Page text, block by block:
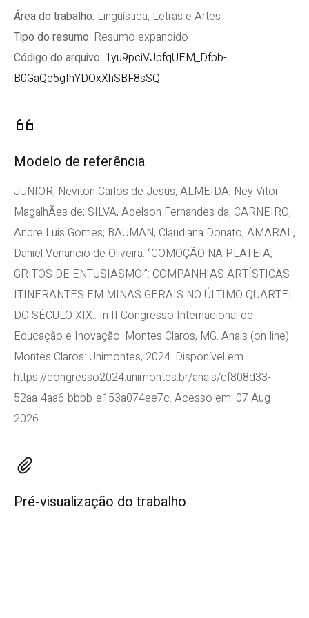
Área do trabalho: Linguística, Letras e Artes
Tipo do resumo: Resumo expandido
Código do arquivo: 1yu9pciVJpfqUEM_Dfpb-
B0GaQq5gIhYDOxXhSBF8sSQ
Modelo de referência
JUNIOR, Neviton Carlos de Jesus; ALMEIDA, Ney Vitor
MagalhÃes de; SILVA, Adelson Fernandes da; CARNEIRO,
Andre Luis Gomes; BAUMAN, Claudiana Donato; AMARAL,
Daniel Venancio de Oliveira. “COMOÇÃO NA PLATEIA,
GRITOS DE ENTUSIASMO!”: COMPANHIAS ARTÍSTICAS
ITINERANTES EM MINAS GERAIS NO ÚLTIMO QUARTEL
DO SÉCULO XIX.. In II Congresso Internacional de
Educação e Inovação. Montes Claros, MG. Anais (on-line).
Montes Claros: Unimontes, 2024. Disponível em
https://congresso2024.unimontes.br/anais/cf808d33-
52aa-4aa6-bbbb-e153a074ee7c. Acesso em: 07 Aug
2026
Pré-visualização do trabalho